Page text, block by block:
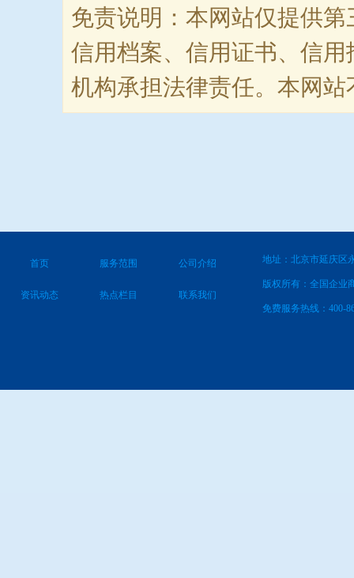
免责说明：本网站仅提供
信用档案、信用证书、信
机构承担法律责任。本网
首页 服务范围 公司介绍
资讯动态 热点栏目 联系我们
地址：北京市延庆区
版权所有：全国企业
免费服务热线：